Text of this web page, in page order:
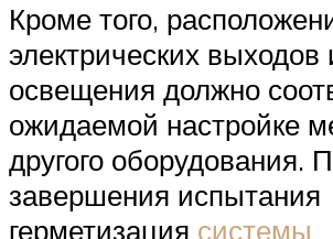
Кроме того,
электрических выходов
освещения должно
ожидаемой настройке
другого оборудования.
завершения испытания
герметизация системы